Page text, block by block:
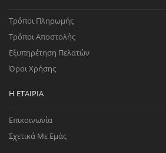
Τρόποι Πληρωμής
Τρόποι Αποστολής
Εξυπηρέτηση Πελατών
Όροι Χρήσης
Η ΕΤΑΙΡΊΑ
Επικοινωνία
Σχετικά Με Εμάς